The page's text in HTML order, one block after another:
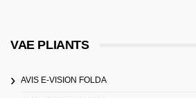
VAE PLIANTS
AVIS E-VISION FOLDA